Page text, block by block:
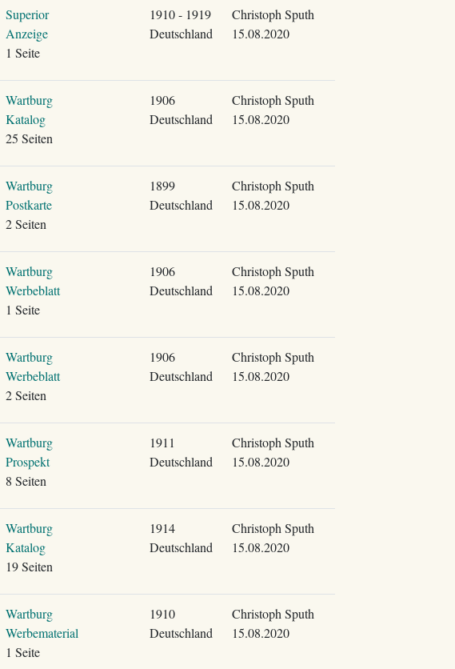
Superior
Anzeige
1 Seite
1910 - 1919
Deutschland
Christoph Sputh
15.08.2020
Wartburg
Katalog
25 Seiten
1906
Deutschland
Christoph Sputh
15.08.2020
Wartburg
Postkarte
2 Seiten
1899
Deutschland
Christoph Sputh
15.08.2020
Wartburg
Werbeblatt
1 Seite
1906
Deutschland
Christoph Sputh
15.08.2020
Wartburg
Werbeblatt
2 Seiten
1906
Deutschland
Christoph Sputh
15.08.2020
Wartburg
Prospekt
8 Seiten
1911
Deutschland
Christoph Sputh
15.08.2020
Wartburg
Katalog
19 Seiten
1914
Deutschland
Christoph Sputh
15.08.2020
Wartburg
Werbematerial
1 Seite
1910
Deutschland
Christoph Sputh
15.08.2020